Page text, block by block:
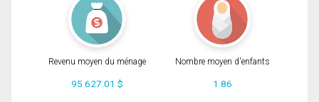
Revenu moyen du ménage
95 627.01 $
Nombre moyen d'enfants
1.86